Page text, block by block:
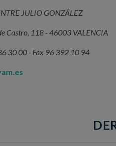
JULIO GONZÁLEZ
Castro, 118 - 46003 VALENCIA
30 00 - Fax 96 392 10 94